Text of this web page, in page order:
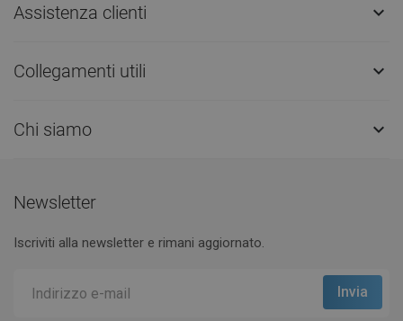
Assistenza clienti 
Collegamenti utili 
Chi siamo 
Newsletter
Iscriviti alla newsletter e rimani aggiornato.